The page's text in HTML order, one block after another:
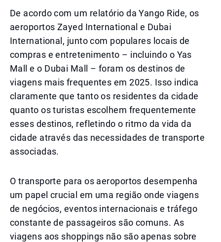
De acordo com um relatório da Yango Ride, os
aeroportos Zayed International e Dubai
International, junto com populares locais de
compras e entretenimento – incluindo o Yas
Mall e o Dubai Mall – foram os destinos de
viagens mais frequentes em 2025. Isso indica
claramente que tanto os residentes da cidade
quanto os turistas escolhem frequentemente
esses destinos, refletindo o ritmo da vida da
cidade através das necessidades de transporte
associadas.
O transporte para os aeroportos desempenha
um papel crucial em uma região onde viagens
de negócios, eventos internacionais e tráfego
constante de passageiros são comuns. As
viagens aos shoppings não são apenas sobre